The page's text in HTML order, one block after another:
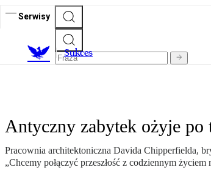
Serwisy
Sukces
Antyczny zabytek ożyje po
Pracownia architektoniczna Davida Chipperfielda,
„Chcemy połączyć przeszłość z codziennym